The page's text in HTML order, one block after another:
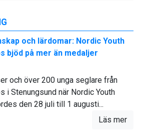
och lärdomar: Nordic Youth
bjöd på mer än medaljer
och över 200 unga seglare från
i Stenungsund när Nordic Youth
den 28 juli till 1 augusti...
Läs mer